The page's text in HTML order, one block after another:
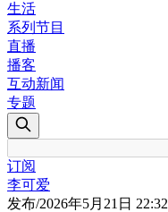
生活
系列节目
直播
播客
互动新闻
专题
订阅
李可爱
发布/2026年5月21日 22:32